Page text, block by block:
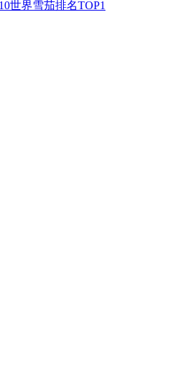
世界雪茄排名TOP1